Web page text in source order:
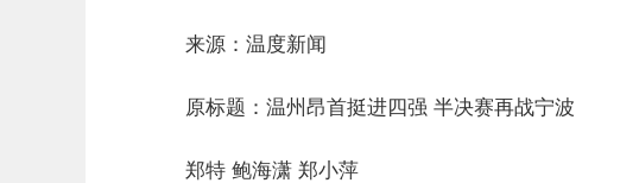
来源：温度新闻
原标题：温州昂首挺进四强 半决赛再战宁波
郑特 鲍海潇 郑小萍